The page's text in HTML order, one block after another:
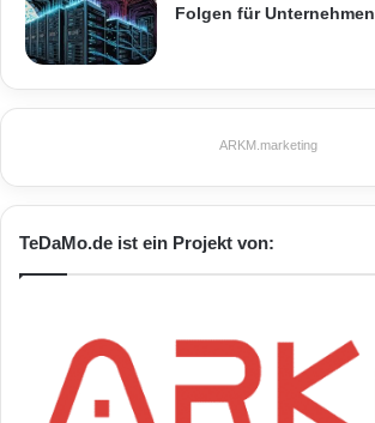
Folgen für Unternehmen
ARKM.marketing
TeDaMo.de ist ein Projekt von: